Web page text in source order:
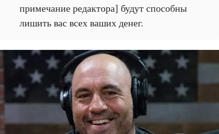
примечание редактора] будут способны
лишить вас всех ваших денег.